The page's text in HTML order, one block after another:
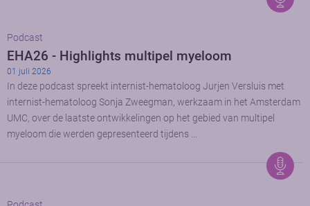
Podcast
EHA26 - Highlights multipel myeloom
01 juli 2026
In deze podcast spreekt internist-hematoloog Jurjen Versluis met
internist-hematoloog Sonja Zweegman, werkzaam in het Amsterdam
UMC, over de laatste ontwikkelingen op het gebied van multipel
myeloom die werden gepresenteerd tijdens …